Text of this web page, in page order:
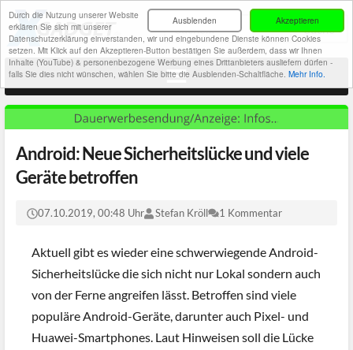
Akzeptieren
Ausblenden
Durch die Nutzung unserer Website
erklären Sie sich mit unserer
Datenschutzerklärung einverstanden, wir und eingebundene Dienste können Cookies
setzen. Mit Klick auf den Akzeptieren-Button bestätigen Sie außerdem, dass wir Ihnen
Inhalte (YouTube) & personenbezogene Werbung eines Drittanbieters ausliefern dürfen -
falls Sie dies nicht wünschen, wählen Sie bitte die Ausblenden-Schaltfläche. Mehr Info.
Android: Neue Sicherheitslücke und viele
Geräte betroffen
07.10.2019, 00:48 Uhr Stefan Kröll 1 Kommentar
Aktuell gibt es wieder eine schwerwiegende Android-
Sicherheitslücke die sich nicht nur Lokal sondern auch
von der Ferne angreifen lässt. Betroffen sind viele
populäre Android-Geräte, darunter auch Pixel- und
Huawei-Smartphones. Laut Hinweisen soll die Lücke